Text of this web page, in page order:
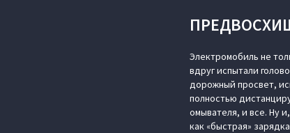
Электромобиль не
вдруг испытали
дорожный просвет,
полностью
омывателя, и все. Ну
как «быстрая»